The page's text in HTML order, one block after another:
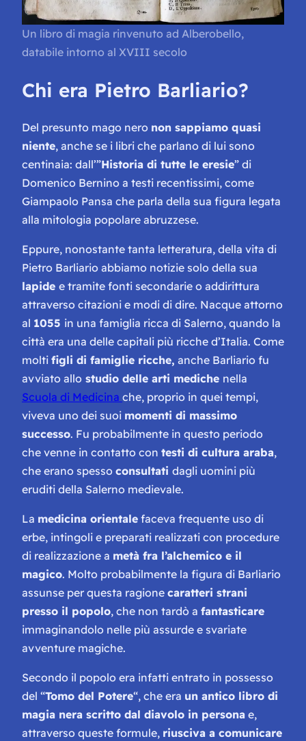
Un libro di magia rinvenuto ad Alberobello,
databile intorno al XVIII secolo
Chi era Pietro Barliario?
Del presunto mago nero non sappiamo quasi
niente, anche se i libri che parlano di lui sono
centinaia: dall’”Historia di tutte le eresie” di
Domenico Bernino a testi recentissimi, come
Giampaolo Pansa che parla della sua figura legata
alla mitologia popolare abruzzese.
Eppure, nonostante tanta letteratura, della vita di
Pietro Barliario abbiamo notizie solo della sua
lapide e tramite fonti secondarie o addirittura
attraverso citazioni e modi di dire. Nacque attorno
al 1055 in una famiglia ricca di Salerno, quando la
città era una delle capitali più ricche d’Italia. Come
molti figli di famiglie ricche, anche Barliario fu
avviato allo studio delle arti mediche nella
Scuola di Medicina che, proprio in quei tempi,
viveva uno dei suoi momenti di massimo
successo. Fu probabilmente in questo periodo
che venne in contatto con testi di cultura araba,
che erano spesso consultati dagli uomini più
eruditi della Salerno medievale.
La medicina orientale faceva frequente uso di
erbe, intingoli e preparati realizzati con procedure
di realizzazione a metà fra l’alchemico e il
magico. Molto probabilmente la figura di Barliario
assunse per questa ragione caratteri strani
presso il popolo, che non tardò a fantasticare
immaginandolo nelle più assurde e svariate
avventure magiche.
Secondo il popolo era infatti entrato in possesso
del “Tomo del Potere“, che era un antico libro di
magia nera scritto dal diavolo in persona e,
attraverso queste formule, riusciva a comunicare